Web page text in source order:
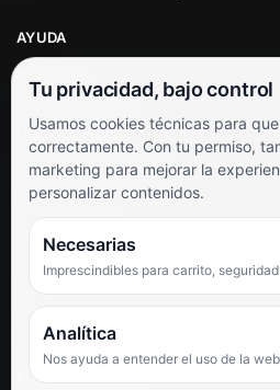
AYUDA
Soporte al cliente
Contacto
Términos y condiciones
Preguntas frecuentes
SÍGUENOS
Facebook
TikTok
PUNTUACIÓN DE 4,6 SOBRE 5 EN
Tu privacidad, bajo control
Usamos cookies técnicas para
correctamente. Con tu permiso,
marketing para mejorar la
personalizar contenidos.
Necesarias
Imprescindibles para carrito,
Analítica
Nos ayuda a entender el uso de la